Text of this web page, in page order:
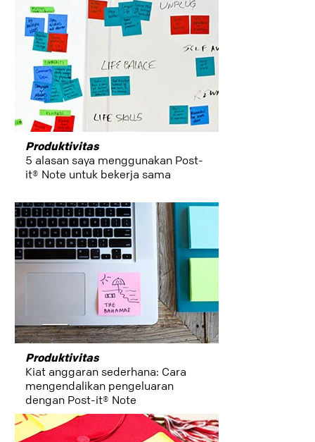
Produktivitas
5 alasan saya menggunakan Post-
it® Note untuk bekerja sama
Produktivitas
Kiat anggaran sederhana: Cara
mengendalikan pengeluaran
dengan Post-it® Note